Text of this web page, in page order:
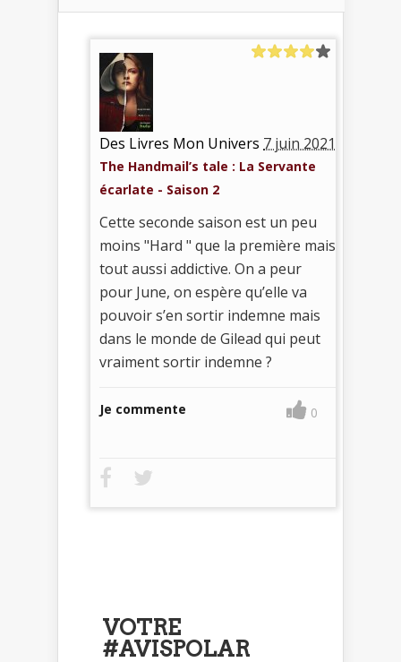
Des Livres Mon Univers 7 juin 2021
The Handmail’s tale : La Servante
écarlate - Saison 2
Cette seconde saison est un peu
moins "Hard " que la première mais
tout aussi addictive. On a peur
pour June, on espère qu’elle va
pouvoir s’en sortir indemne mais
dans le monde de Gilead qui peut
vraiment sortir indemne ?
Je commente 0
VOTRE
#AVISPOLAR